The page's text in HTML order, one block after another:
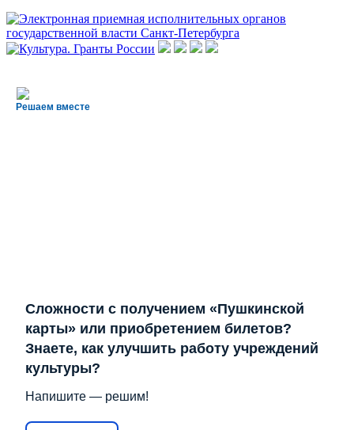
Решаем вместе
Сложности с получением «Пушкинской
карты» или приобретением билетов?
Знаете, как улучшить работу учреждений
культуры?
Напишите — решим!